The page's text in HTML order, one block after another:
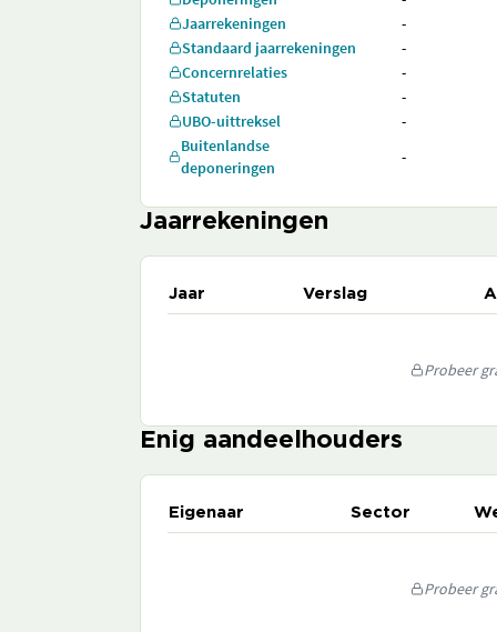
Jaarrekeningen
-
Standaard jaarrekeningen
-
Concernrelaties
-
Statuten
-
UBO-uittreksel
-
Buitenlandse
deponeringen
-
Jaarrekeningen
Jaar Verslag
Probeer
Enig aandeelhouders
Eigenaar Sector
Probeer